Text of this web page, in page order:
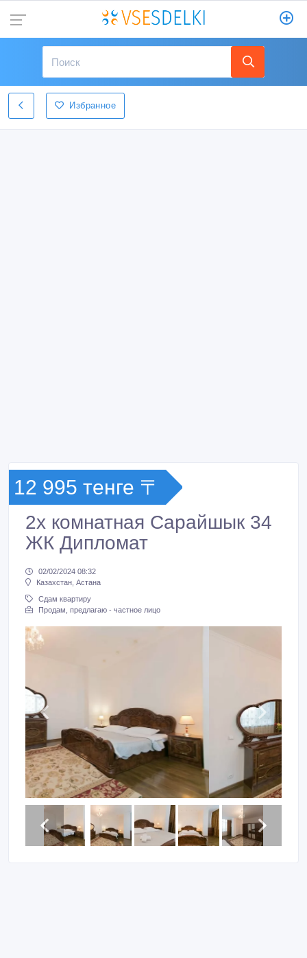
Избранное
12 995 тенге 〒
2х комнатная Сарайшык 34
ЖК Дипломат
02/02/2024 08:32
Казахстан, Астана
Сдам квартиру
Продам, предлагаю - частное лицо